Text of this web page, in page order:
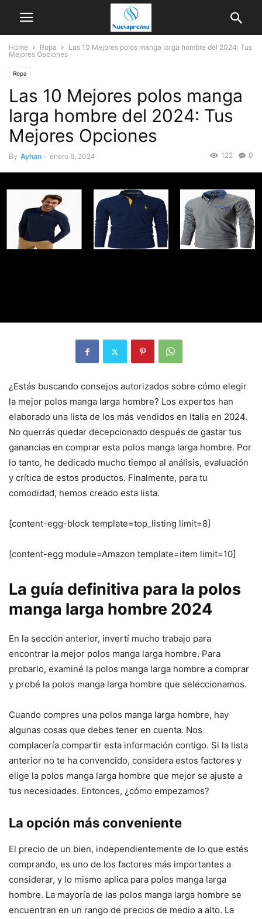
Home Ropa
Las 10 Mejores polos manga larga hombre del 2024: Tus
Mejores Opciones
Ropa
Las 10 Mejores polos manga
larga hombre del 2024: Tus
Mejores Opciones
By Ayhan - enero 6, 2024 0
122
¿Estás buscando consejos autorizados sobre cómo elegir
la mejor polos manga larga hombre? Los expertos han
elaborado una lista de los más vendidos en Italia en 2024.
No querrás quedar decepcionado después de gastar tus
ganancias en comprar esta polos manga larga hombre. Por
lo tanto, he dedicado mucho tiempo al análisis, evaluación
y crítica de estos productos. Finalmente, para tu
comodidad, hemos creado esta lista.
[content-egg-block template=top_listing limit=8]
[content-egg module=Amazon template=item limit=10]
La guía definitiva para la polos
manga larga hombre 2024
En la sección anterior, invertí mucho trabajo para
encontrar la mejor polos manga larga hombre. Para
probarlo, examiné la polos manga larga hombre a comprar
y probé la polos manga larga hombre que seleccionamos.
Cuando compres una polos manga larga hombre, hay
algunas cosas que debes tener en cuenta. Nos
complacería compartir esta información contigo. Si la lista
anterior no te ha convencido, considera estos factores y
elige la polos manga larga hombre que mejor se ajuste a
tus necesidades. Entonces, ¿cómo empezamos?
La opción más conveniente
El precio de un bien, independientemente de lo que estés
comprando, es uno de los factores más importantes a
considerar, y lo mismo aplica para polos manga larga
hombre. La mayoría de las polos manga larga hombre se
encuentran en un rango de precios de medio a alto. La